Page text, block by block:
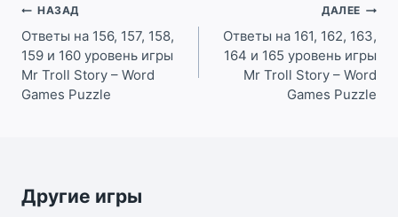
Навигация
по
записям
НАЗАД
Ответы на 156, 157, 158,
159 и 160 уровень игры
Mr Troll Story – Word
Games Puzzle
ДАЛЕЕ
Ответы на 161, 162, 163,
164 и 165 уровень игры
Mr Troll Story – Word
Games Puzzle
Другие игры